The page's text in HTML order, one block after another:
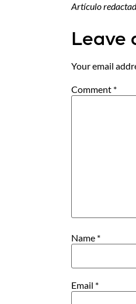
Artículo
Leave
Your email
Comment *
Name *
Email *